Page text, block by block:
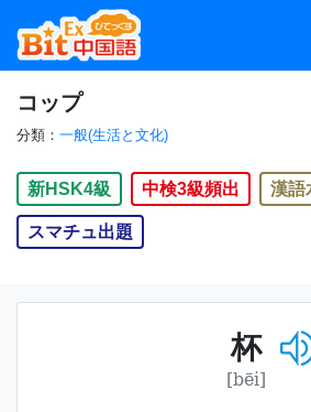
コップ
分類： 一般(生活と文化)
新HSK4級 中検3級頻出 漢語
スマチュ出題
杯
[bēi]